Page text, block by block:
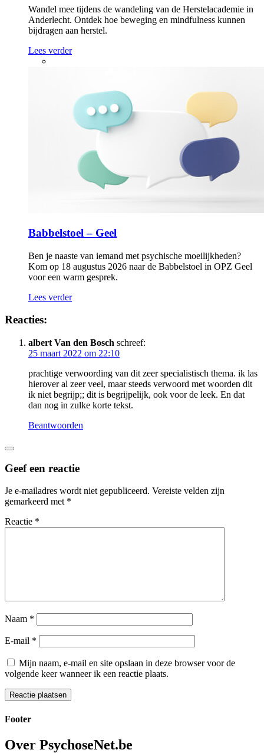
Wandel mee tijdens de wandeling van de Herstelacademie in
Anderlecht. Ontdek hoe beweging en mindfulness kunnen
bijdragen aan herstel.
Lees verder
Babbelstoel – Geel
Ben je naaste van iemand met psychische moeilijkheden?
Kom op 18 augustus 2026 naar de Babbelstoel in OPZ Geel
voor een warm gesprek.
Lees verder
Reacties:
albert Van den Bosch schreef:
25 maart 2022 om 22:10
prachtige verwoording van dit zeer specialistisch thema. ik las
hierover al zeer veel, maar steeds verwoord met woorden dit
ik niet begrijp;; dit is begrijpelijk, ook voor de leek. En dat
dan nog in zulke korte tekst.
Beantwoorden
Geef een reactie
Je e-mailadres wordt niet gepubliceerd. Vereiste velden zijn
gemarkeerd met *
Reactie *
Naam *
E-mail *
Mijn naam, e-mail en site opslaan in deze browser voor de
volgende keer wanneer ik een reactie plaats.
Footer
Over PsychoseNet.be